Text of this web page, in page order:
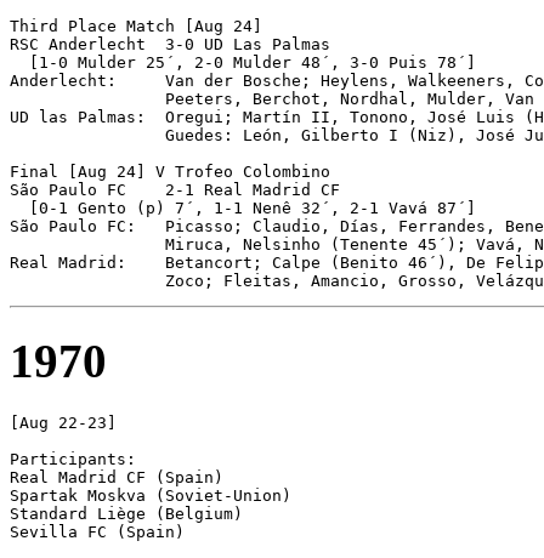
Third Place Match [Aug 24]
RSC Anderlecht	3-0 UD Las Palmas
  [1-0 Mulder 25´, 2-0 Mulder 48´, 3-0 Puis 78´]
Anderlecht:     Van der Bosche; Heylens, Walkeeners,
Peeters, Berchot, Nordhal, Mulder,
UD las Palmas:  Oregui; Martín II, Tonono, José Luis
Guedes: León, Gilberto I (Niz), José
Final [Aug 24] V Trofeo Colombino
São Paulo FC	2-1 Real Madrid CF
  [0-1 Gento (p) 7´, 1-1 Nenê 32´, 2-1 Vavá 87´]
São Paulo FC:   Picasso; Claudio, Días, Ferrandes,
Miruca, Nelsinho (Tenente 45´); Vavá,
Real Madrid:    Betancort; Calpe (Benito 46´), De
1970
[Aug 22-23]
Participants:
Real Madrid CF (Spain)
Spartak Moskva (Soviet-Union)
Standard Liège (Belgium)
Sevilla FC (Spain)